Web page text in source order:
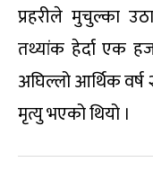
प्रहरीले मुचुल्का
तथ्यांक हेर्दा एक
अघिल्लो आर्थिक
मृत्यु भएको थियो ।